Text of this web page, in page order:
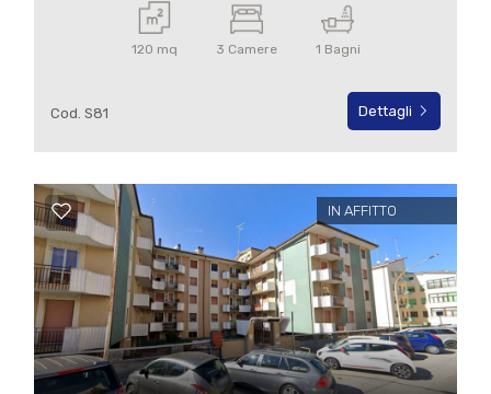
120 mq 3 Camere 1 Bagni
Cod. S81 Dettagli
IN AFFITTO
Posto auto/Box
Balcone/Terrazzo
Arredato
Nuova costruzione
Lusso